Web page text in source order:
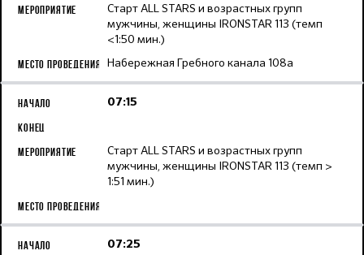
Старт ALL STARS и возрастных групп
мужчины, женщины IRONSTAR 113 (темп
<1:50 мин.)
Набережная Гребного канала 108а
07:15
Старт ALL STARS и возрастных групп
мужчины, женщины IRONSTAR 113 (темп >
1:51 мин.)
07:25